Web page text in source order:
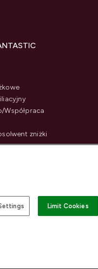
Współpraca
zniżki
Limit Cookies